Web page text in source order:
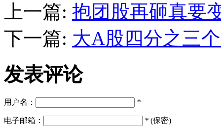
上一篇: 抱团股再砸真要
下一篇: 大A股四分之三
发表评论
用户名： *
电子邮箱： * (保密)